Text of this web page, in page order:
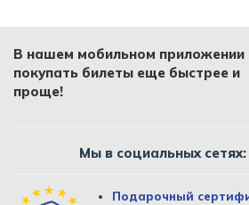
В нашем мобильном приложении
покупать билеты еще быстрее и
проще!
Мы в социальных сетях:
Подарочный